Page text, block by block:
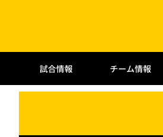
試合情報 チーム情報